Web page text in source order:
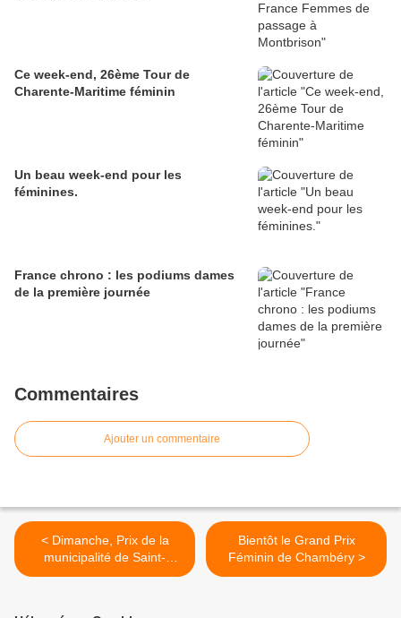
Ce week-end, 26ème Tour de
Charente-Maritime féminin
Un beau week-end pour les
féminines.
France chrono : les podiums dames
de la première journée
Commentaires
Ajouter un commentaire
< Dimanche, Prix de la
municipalité de Saint-
Rambert-d'Albon
Bientôt le Grand Prix
Féminin de Chambéry >